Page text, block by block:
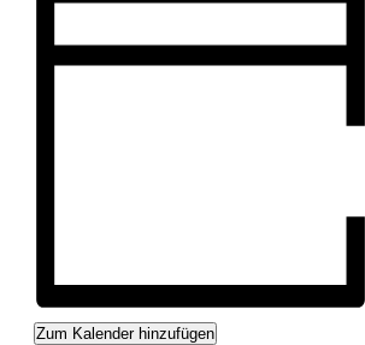
Zum Kalender hinzufügen